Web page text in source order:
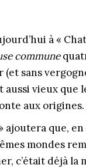
à «
commune
sans
aussi vieux
aux origines.
ajoutera que,
mondes
c’était déjà la